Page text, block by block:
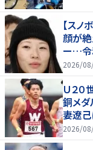
【スノ
顔が
ー…令
2026/
Ｕ２
銅メ
妻遼
2026/